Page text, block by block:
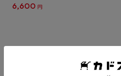
6,600 円